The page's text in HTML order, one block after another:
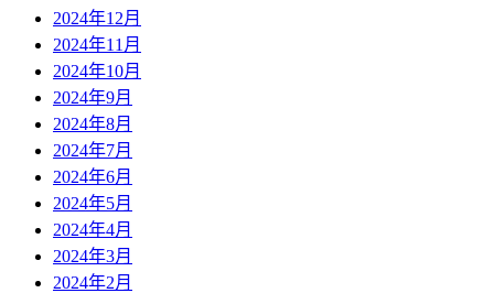
2024年12月
2024年11月
2024年10月
2024年9月
2024年8月
2024年7月
2024年6月
2024年5月
2024年4月
2024年3月
2024年2月